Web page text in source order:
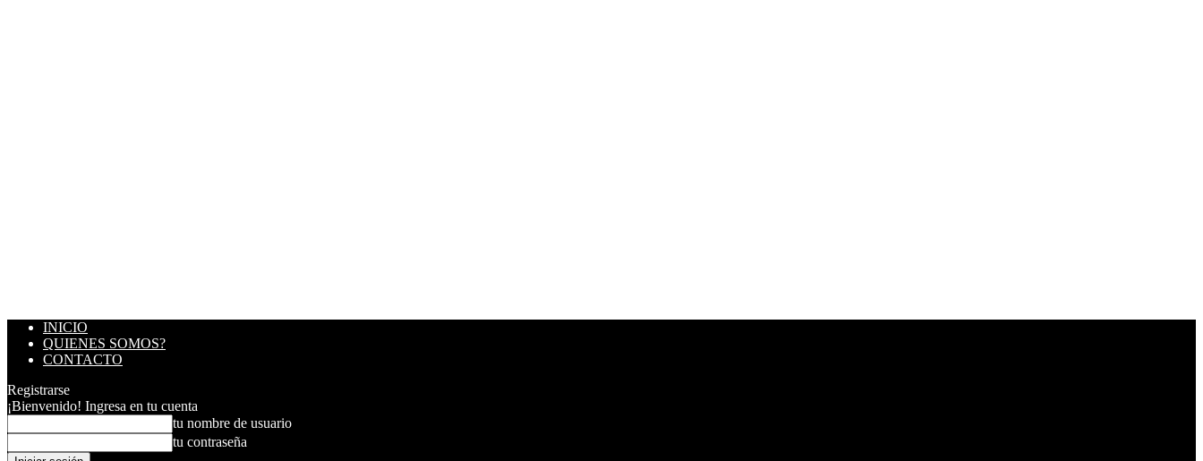
INICIO
QUIENES SOMOS?
CONTACTO
Registrarse
¡Bienvenido! Ingresa en tu cuenta
tu nombre de usuario
tu contraseña